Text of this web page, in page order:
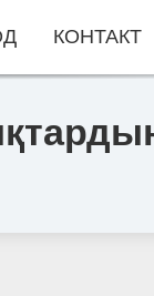
КОНТАКТ